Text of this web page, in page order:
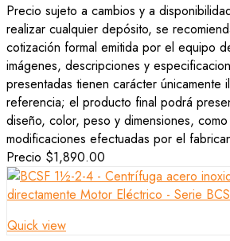
Precio sujeto a cambios y a
realizar cualquier depósito, se
cotización formal emitida por el equipo
imágenes, descripciones y
presentadas tienen carácter únicamente
referencia; el producto final podrá
diseño, color, peso y dimensiones,
modificaciones efectuadas por el
Precio $1,890.00
Quick view